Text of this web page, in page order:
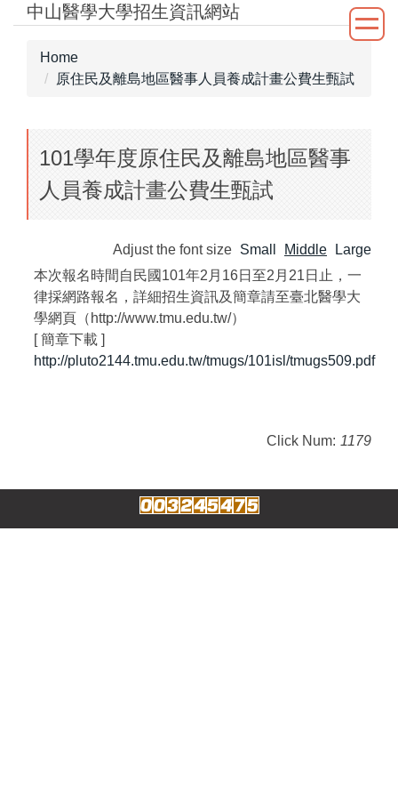
Jump中山醫學大學招生資訊網站
Home
原住民及離島地區醫事人員養成計畫公費生甄試
101學年度原住民及離島地區醫事
人員養成計畫公費生甄試
Adjust the font size Small Middle
Large
本次報名時間自民國101年2月16日至2月21日止，一
律採網路報名，詳細招生資訊及簡章請至臺北醫學大
學網頁（http://www.tmu.edu.tw/）
[ 簡章下載 ]
http://pluto2144.tmu.edu.tw/tmugs/101isl/tmugs509.pdf
Click Num: 1179